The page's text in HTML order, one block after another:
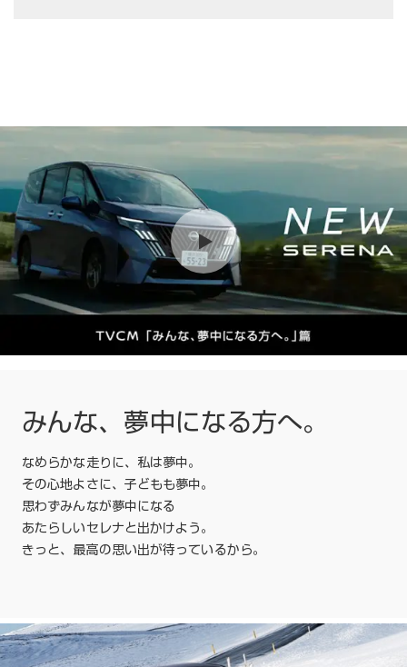
みんな、夢中になる方へ。
なめらかな走りに、私は夢中。
その心地よさに、子どもも夢中。
思わずみんなが夢中になる
あたらしいセレナと出かけよう。
きっと、最高の思い出が待っているから。